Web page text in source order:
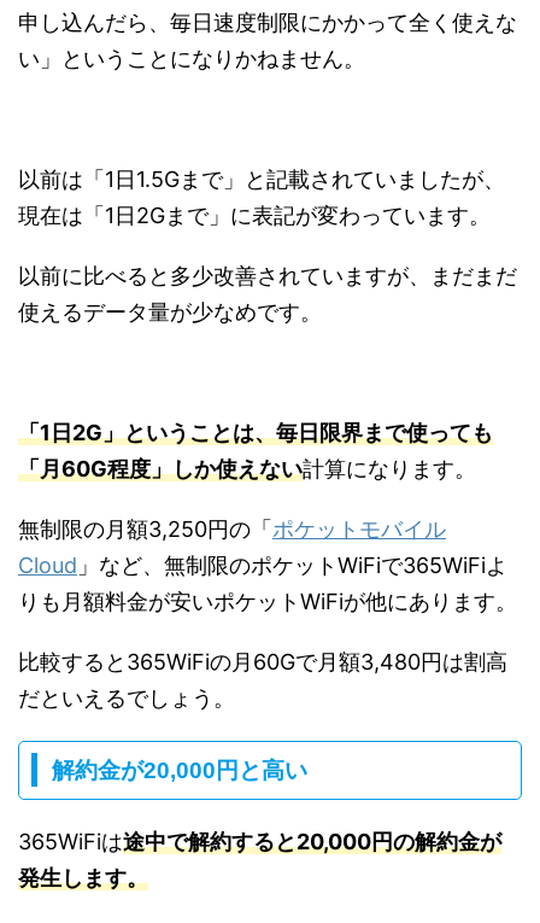
申し込んだら、毎日速度制限にかかって全く使えな
い」ということになりかねません。
以前は「1日1.5Gまで」と記載されていましたが、
現在は「1日2Gまで」に表記が変わっています。
以前に比べると多少改善されていますが、まだまだ
使えるデータ量が少なめです。
「1日2G」ということは、毎日限界まで使っても
「月60G程度」しか使えない計算になります。
無制限の月額3,250円の「ポケットモバイル
Cloud 」など、無制限のポケットWiFiで365WiFiよ
りも月額料金が安いポケットWiFiが他にあります。
比較すると365WiFiの月60Gで月額3,480円は割高
だといえるでしょう。
解約金が20,000円と高い
365WiFiは途中で解約すると20,000円の解約金が
発生します。